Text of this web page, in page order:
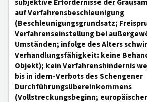
auf Verfahrensbeschleunigung
(Beschleunigungsgrundsatz;
Verfahrenseinstellung bei
Umständen; infolge des Alters
Verhandlungsfähigkeit: keine
Objekt); kein Verfahrenshindernis
bis in idem-Verbots des Schengener
Durchführungsübereinkommens
(Vollstreckungsbeginn;